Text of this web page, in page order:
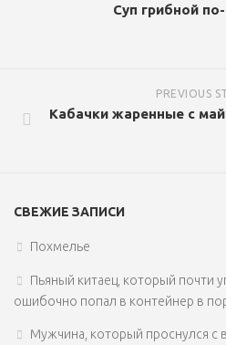
Суп грибной
PREVIOUS
Кабачки жаренные с
СВЕЖИЕ ЗАПИСИ
Похмелье
Пьяный китаец, который почти
ошибочно попал в контейнер в
Мужчина, который проснулся с